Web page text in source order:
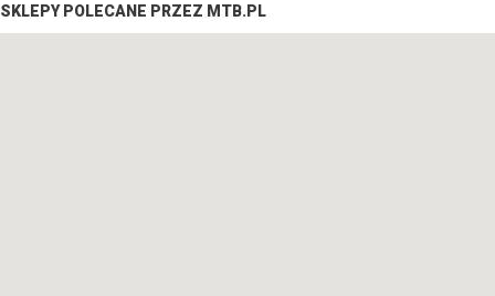
SKLEPY POLECANE PRZEZ MTB.PL